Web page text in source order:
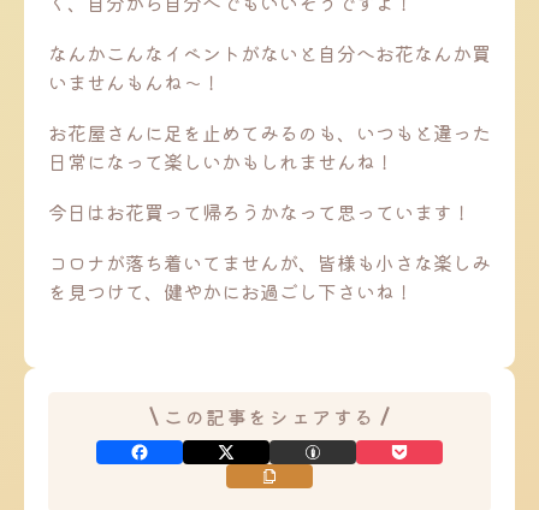
なんかこんなイベントがないと自分へお花なんか買
いませんもんね〜！
お花屋さんに足を止めてみるのも、いつもと違った
日常になって楽しいかもしれませんね！
今日はお花買って帰ろうかなって思っています！
コロナが落ち着いてませんが、皆様も小さな楽しみ
を見つけて、健やかにお過ごし下さいね！
この記事をシェアする